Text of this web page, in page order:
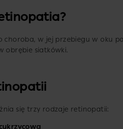
choroba, w jej przebiegu w oku
obrębie siatkówki.
się trzy rodzaje retinopatii: